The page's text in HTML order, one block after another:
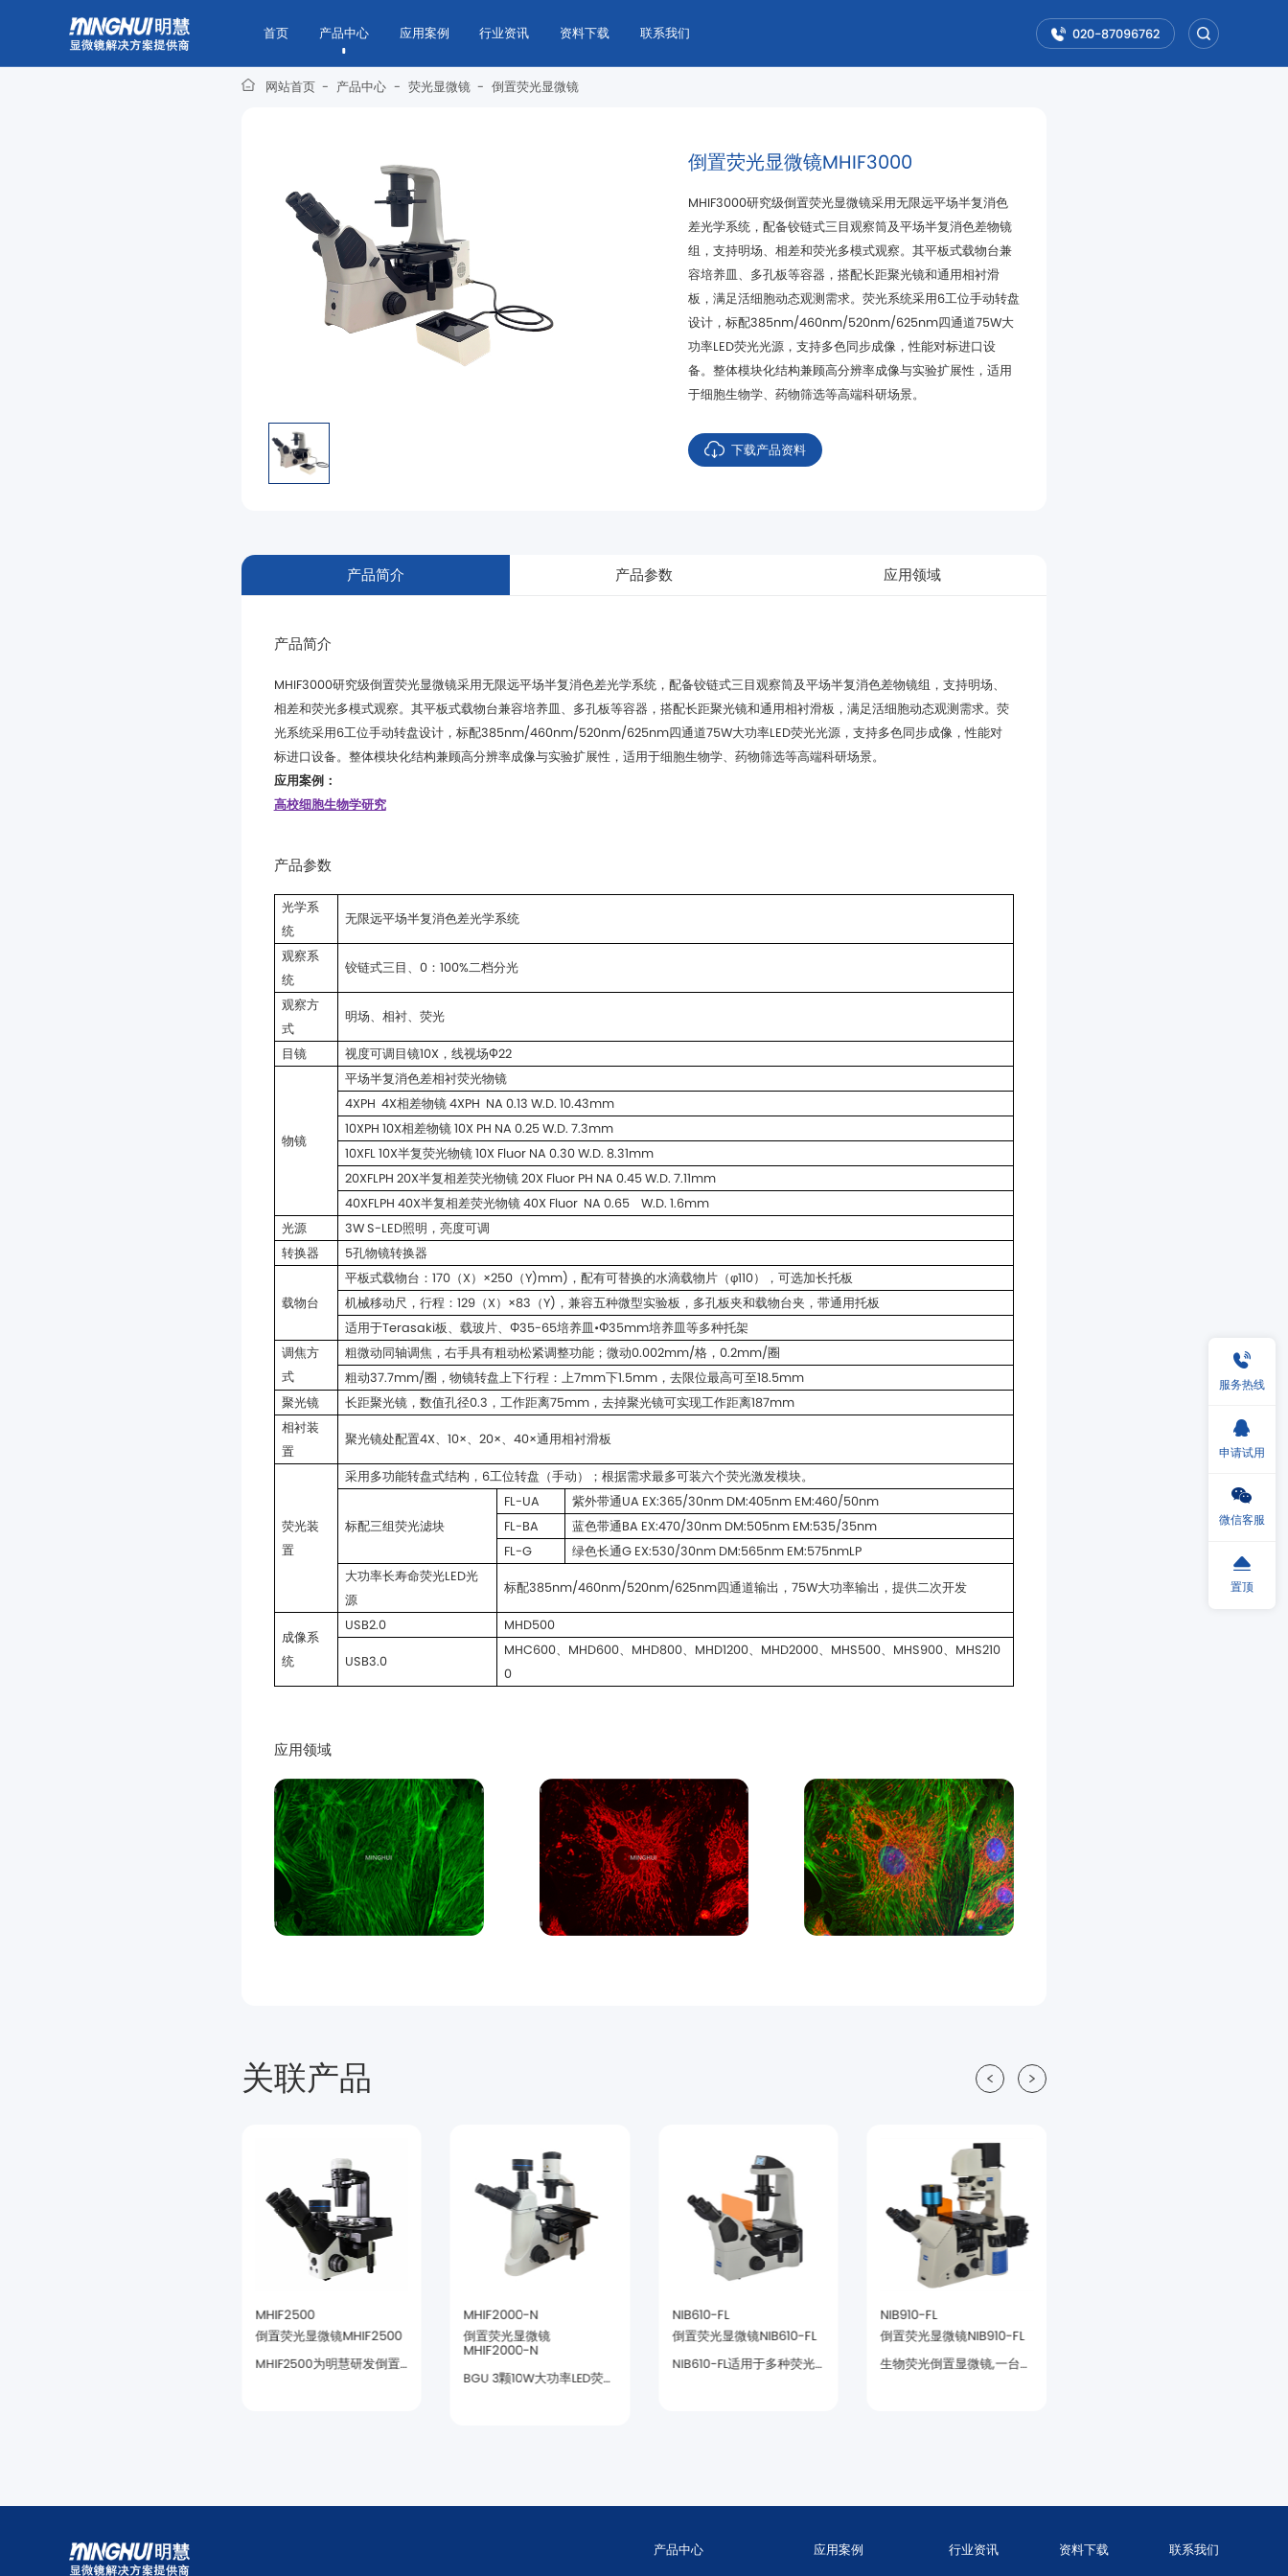
首页 产品中心 应用案例 行业资讯 资料下载 联系我们 020-87096762
网站首页 - 产品中心 - 荧光显微镜 - 倒置荧光显微镜
倒置荧光显微镜MHIF3000
于细胞生物学、药物筛选等高端科研场景。
下载产品资料
产品简介 产品参数 应用领域
产品简介
MHIF3000
光系统采用6工位手动转盘设计，标配385nm/460nm/520nm/625nm四通道75W大功率LED
标进口设备。整体模块化结构兼顾高分辨率成像与实验扩展性，适用于细胞生物学、药物筛选等高端科研场景。
应用案例：
高校细胞生物学研究
产品参数
统
无限远平场半复消色差光学系统
统
铰链式三目、0：100%二档分光
式
明场、相衬、荧光
目镜 视度可调目镜10X，线视场Ф22
物镜
平场半复消色差相衬荧光物镜
4XPH 4X相差物镜 4XPH NA 0.13 W.D. 10.43mm
10XPH 10X相差物镜 10X PH NA 0.25 W.D. 7.3mm
10XFL 10X半复荧光物镜 10X Fluor NA 0.30 W.D. 8.31mm
20XFLPH 20X半复相差荧光物镜 20X Fluor PH NA 0.45 W.D. 7.11mm
40XFLPH 40X半复相差荧光物镜 40X Fluor NA 0.65 W.D. 1.6mm
光源
3W S-LED照明，亮度可调
转换器
5孔物镜转换器
载物台
平板式载物台：170（X）×250（Y)mm)，配有可替换的水滴载物片（φ110），可选加长托板
机械移动尺，行程：129（X）×83（Y)，兼容五种微型实验板，多孔板夹和载物台夹，带通用托板
适用于Terasaki板、载玻片、Φ35-65培养皿•Φ35mm培养皿等多种托架
式
粗微动同轴调焦，右手具有粗动松紧调整功能；微动0.002mm/格，0.2mm/圈
粗动37.7mm/圈，物镜转盘上下行程：上7mm下1.5mm，去限位最高可至18.5mm
聚光镜
长距聚光镜，数值孔径0.3，工作距离75mm，去掉聚光镜可实现工作距离187mm
置
聚光镜处配置4X、10×、20×、40×通用相衬滑板
置
采用多功能转盘式结构，6工位转盘（手动）；根据需求最多可装六个荧光激发模块。
标配三组荧光滤块
FL-UA
紫外带通UA EX:365/30nm DM:405nm EM:460/50nm
FL-BA
蓝色带通BA EX:470/30nm DM:505nm EM:535/35nm
FL-G
绿色长通G EX:530/30nm DM:565nm EM:575nmLP
源
标配385nm/460nm/520nm/625nm四通道输出，75W大功率输出，提供二次开发
统
USB2.0 MHD500
USB3.0
0
应用领域
关联产品
MHIF2500
倒置荧光显微镜MHIF2500
MHIF2000-N
MHIF2000-N
NIB610-FL
倒置荧光显微镜NIB610-FL
NIB910-FL
倒置荧光显微镜NIB910-FL
产品中心 应用案例 行业资讯 资料下载 联系我们
服务热线
申请试用
微信客服
置顶